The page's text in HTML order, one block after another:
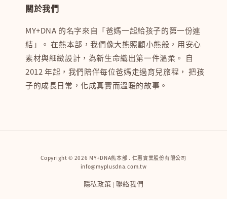
關於我們
MY+DNA 的名字來自「爸媽一起給孩子的第一份連
結」。 在熊本部，我們像大熊照顧小熊般，用安心
素材與細緻設計，為新生命織出第一件溫柔。 自
2012 年起，我們陪伴每位爸媽走過育兒旅程， 把孩
子的成長日常，化成真實而溫暖的故事。
Copyright © 2026 MY+DNA熊本部 . 仁惠實業股份有限公司
info@myplusdna.com.tw
隱私政策 | 聯絡我們